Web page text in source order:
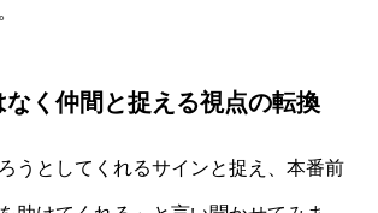
なく仲間と捉える視点の転換
うとしてくれるサインと捉え、本番前